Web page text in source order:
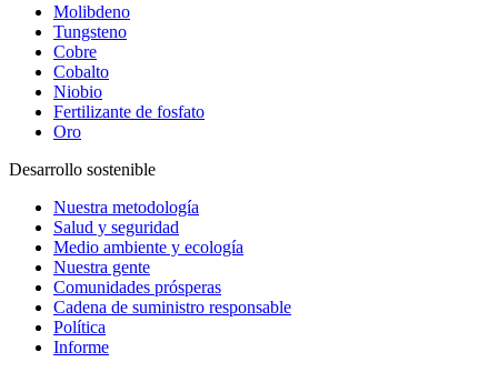
Molibdeno
Tungsteno
Cobre
Cobalto
Niobio
Fertilizante de fosfato
Oro
Desarrollo sostenible
Nuestra metodología
Salud y seguridad
Medio ambiente y ecología
Nuestra gente
Comunidades prósperas
Cadena de suministro responsable
Política
Informe